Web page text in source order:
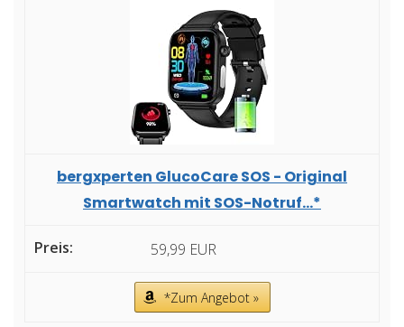
bergxperten GlucoCare SOS - Original
Smartwatch mit SOS-Notruf...*
59,99 EUR
*Zum Angebot »